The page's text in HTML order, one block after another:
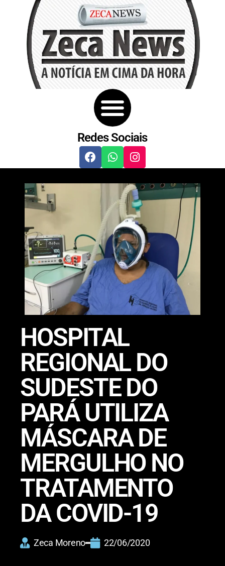
Redes Sociais
HOSPITAL
REGIONAL DO
SUDESTE DO
PARÁ UTILIZA
MÁSCARA DE
MERGULHO NO
TRATAMENTO
DA COVID-19
Zeca Moreno 22/06/2020